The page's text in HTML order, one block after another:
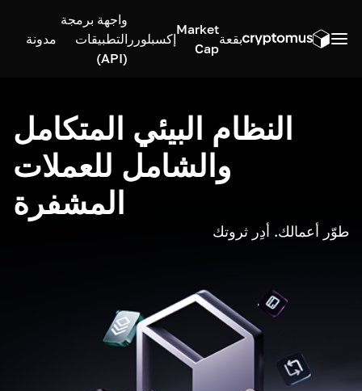
بقعة
Market
Cap
إكسبلورر
واجهة برمجة
التطبيقات
(API)
مدونة
النظام البيئي المتكامل
والشامل للعملات
المشفرة
طوّر أعمالك. أدِر ثروتك